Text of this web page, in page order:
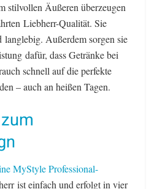
stilvollen Äußeren überzeugen
Liebherr-Qualität. Sie
Außerdem sorgen sie
dafür, dass Getränke bei
schnell auf die perfekte
– auch an heißen Tagen.
MyStyle Professional-
ist einfach und erfolgt in vier